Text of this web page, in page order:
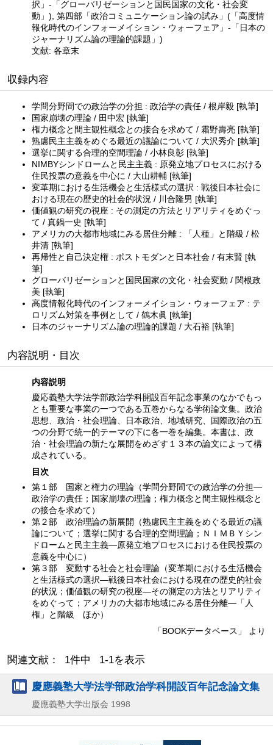
択」-「グローバリゼーションと国民国家の文化・社会変
動」), 第四部「政治コミュニケーション論の試み」(「高度情
報化時代のインフォーメイション・ウォーフェア」-「日本の
ジャーナリズム論の理論的課題」)
文献: 各章末
収録内容
学問分野間での政治学の分担 : 政治学の責任 / 根岸毅 [執筆]
国家崩壊の理論 / 田中宏 [執筆]
権力概念と間主観性概念との接合を求めて / 霜野壽亮 [執筆]
熟慮民主主義をめぐる最近の議論について / 大沢秀介 [執筆]
選挙に関する合理的空間理論 / 小林良彰 [執筆]
NIMBYシンドロームと民主主義 : 原発立地プロセスにおける
住民投票の意義を中心に / 大山耕輔 [執筆]
変革期における生活機会と生活様式の選択 : 戦後日本社会に
おける現在の歴史的社会的状況 / 川合隆男 [執筆]
価値観の研究の視座 : その測定の方法とリアリティをめぐっ
て / 真鍋一史 [執筆]
アメリカの大都市地域にみる居住分離 : 「人種」と階級 / 松
井清 [執筆]
再帰性と自己決定権 : ポストモダンと日本社会 / 有末賢 [執
筆]
グローバリゼーションと国民国家の文化・社会変動 / 関根政
美 [執筆]
高度情報化時代のインフォーメイション・ウォーフェア : テ
ロリズム対策を事例として / 鶴木眞 [執筆]
日本のジャーナリズム論の理論的課題 / 大石裕 [執筆]
内容説明・目次
内容説明
慶応義塾大学法学部政治学科開設百年記念事業のなかでもっ
とも重要な事業の一つである五巻からなる学術論文集。政治
思想、政治・社会理論、日本政治、地域研究、国際政治の五
つの分野で統一的テーマの下に各一巻を編集。本書は、政
治・社会理論の新たな展開をめざす１３本の論文によって構
成されている。
目次
第１部 国家と権力の理論（学問分野間での政治学の分担—
政治学の責任；国家崩壊の理論；権力概念と間主観性概念と
の接合を求めて）
第２部 政治理論の新展開（熟慮民主主義をめぐる最近の議
論について；選挙に関する合理的空間理論；ＮＩＭＢＹシン
ドロームと民主主義—原発立地プロセスにおける住民投票の
意義を中心に）
第３部 変動する社会と社会理論（変革期における生活機会
と生活様式の選択—戦後日本社会における現在の歴史的社会
的状況；価値観の研究の視座—その測定の方法とリアリティ
をめぐって；アメリカの大都市地域にみる居住分離—「人
権」と階級 ほか）
「BOOKデータベース」 より
関連文献： 1件中 1-1を表示
慶應義塾大学法学部政治学科開設百年記念論文集
慶應義塾大学出版会 1998